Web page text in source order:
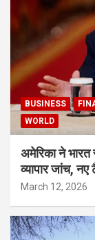
BUSINESS
WORLD
अमेरिका ने
व्यापार जांच,
March 12, 2026